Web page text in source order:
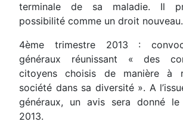
terminale de sa maladie. Il
possibilité comme un droit nouveau.
4ème trimestre 2013 :
généraux réunissant « des
citoyens choisis de manière à
société dans sa diversité ». A
généraux, un avis sera donné le
2013.